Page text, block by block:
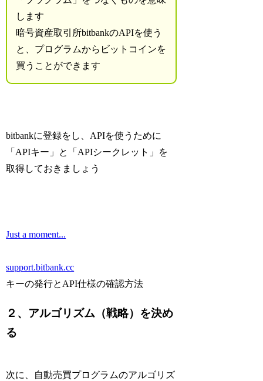
します
暗号資産取引所bitbankのAPIを使う
と、プログラムからビットコインを
買うことができます
bitbankに登録をし、APIを使うために
「APIキー」と「APIシークレット」を
取得しておきましょう
Just a moment...
support.bitbank.cc
キーの発行とAPI仕様の確認方法
２、アルゴリズム（戦略）を決め
る
次に、自動売買プログラムのアルゴリズ